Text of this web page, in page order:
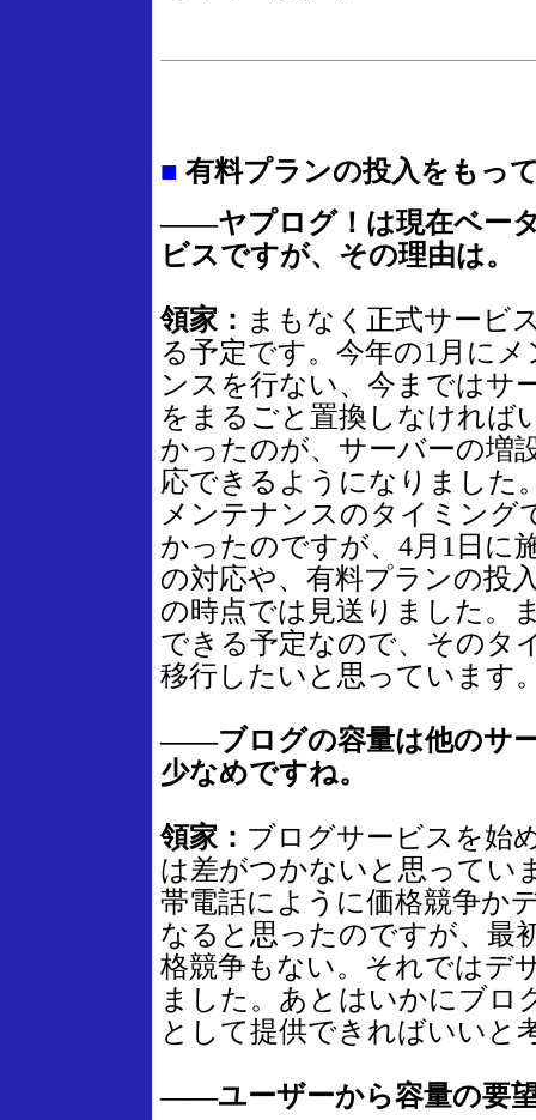
■ 有料プランの投入をもっ
――ヤプログ！は現在ベー
ビスですが、その理由は。
領家： まもなく正式サービ
る予定です。今年の1月に
ンスを行ない、今まではサ
をまるごと置換しなければ
かったのが、サーバーの増
応できるようになりました
メンテナンスのタイミング
かったのですが、4月1日に
の対応や、有料プランの投
の時点では見送りました。
できる予定なので、そのタ
移行したいと思っています
――ブログの容量は他のサ
少なめですね。
領家： ブログサービスを始
は差がつかないと思ってい
帯電話にように価格競争か
なると思ったのですが、最
格競争もない。それではデ
ました。あとはいかにブロ
として提供できればいいと
――ユーザーから容量の要